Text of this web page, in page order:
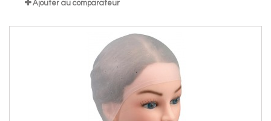
Ajouter au comparateur